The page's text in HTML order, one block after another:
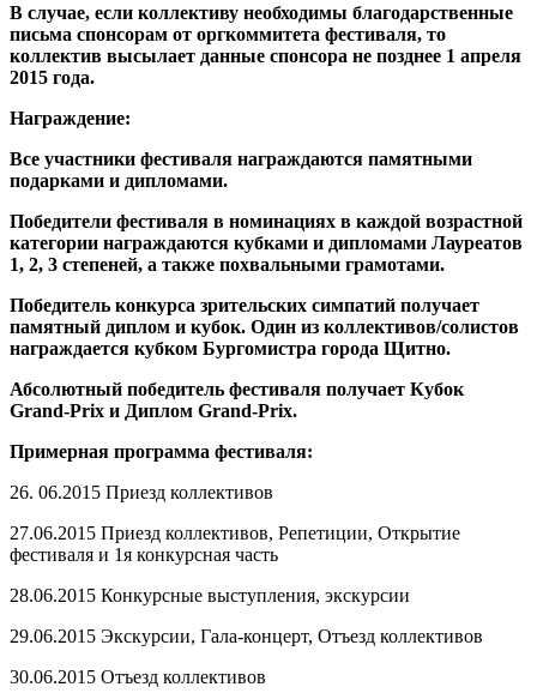
В случае, если коллективу необходимы благодарственные
письма спонсорам от оргкоммитета фестиваля, то
коллектив высылает данные спонсора не позднее 1 апреля
2015 года.
Награждение:
Все участники фестиваля награждаются памятными
подарками и дипломами.
Победители фестиваля в номинациях в каждой возрастной
категории награждаются кубками и дипломами Лауреатов
1, 2, 3 степеней, а также похвальными грамотами.
Победитель конкурса зрительских симпатий получает
памятный диплом и кубок. Один из коллективов/солистов
награждается кубком Бургомистра города Щитно.
Абсолютный победитель фестиваля получает Кубок
Grand-Prix и Диплом Grand-Prix.
Примерная программа фестиваля:
26. 06.2015 Приезд коллективов
27.06.2015 Приезд коллективов, Репетиции, Открытие
фестиваля и 1я конкурсная часть
28.06.2015 Конкурсные выступления, экскурсии
29.06.2015 Экскурсии, Гала-концерт, Отъезд коллективов
30.06.2015 Отъезд коллективов